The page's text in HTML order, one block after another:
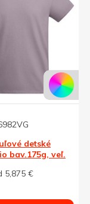
detské
bav.175g, veľ.
5,875 €